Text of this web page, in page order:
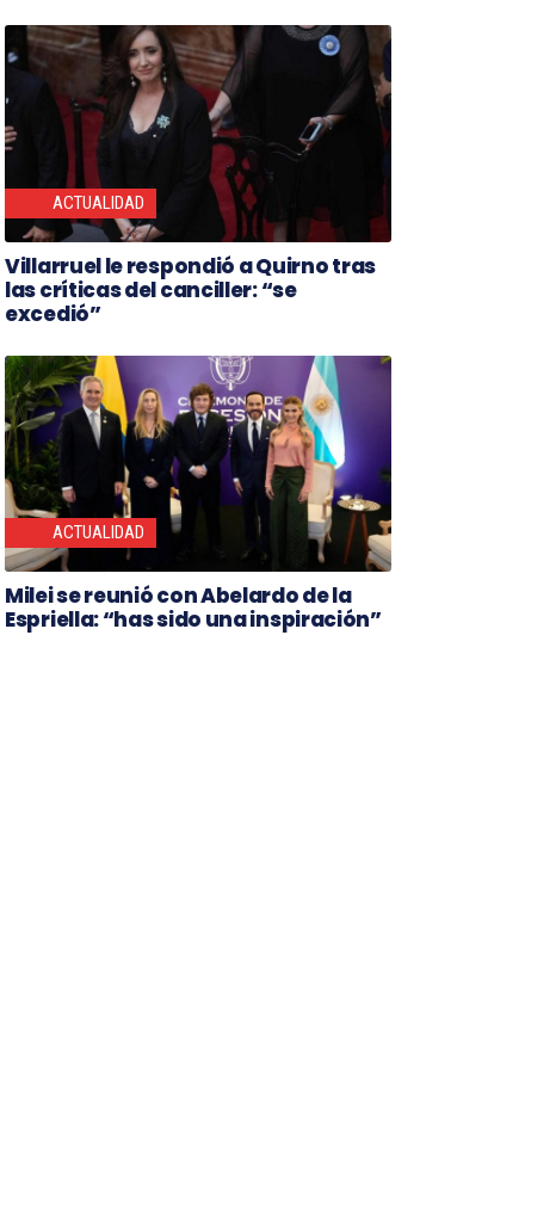
ACTUALIDAD
Villarruel le respondió a Quirno tras
las críticas del canciller: “se
excedió”
ACTUALIDAD
Milei se reunió con Abelardo de la
Espriella: “has sido una inspiración”